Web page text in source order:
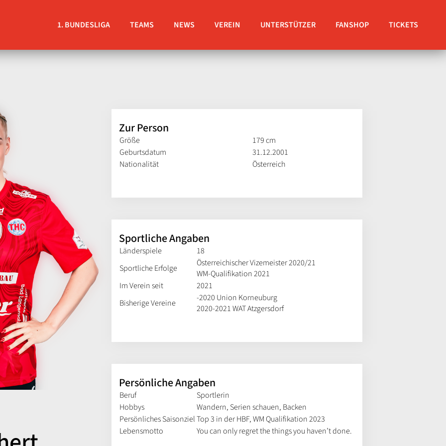
1. BUNDESLIGA TEAMS NEWS VEREIN UNTERSTÜTZER FANSHOP TICKETS
Zur Person
Größe
179 cm
Geburtsdatum
31.12.2001
Nationalität
Österreich
Sportliche Angaben
Länderspiele
18
Sportliche Erfolge
Österreichischer Vizemeister 2020/21
WM-Qualifikation 2021
Im Verein seit
2021
Bisherige Vereine
-2020 Union Korneuburg
2020-2021 WAT Atzgersdorf
Persönliche Angaben
Beruf
Sportlerin
Hobbys
Wandern, Serien schauen, Backen
Persönliches SaisonzielTop 3 in der HBF, WM Qualifikation 2023
Lebensmotto
You can only regret the things you haven’t done.